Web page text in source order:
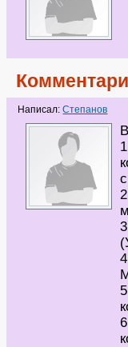
Написал:Степанов